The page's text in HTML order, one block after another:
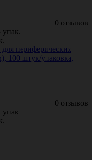
0 отзывов
упак.
периферических
100 штук/упаковка,
0 отзывов
упак.